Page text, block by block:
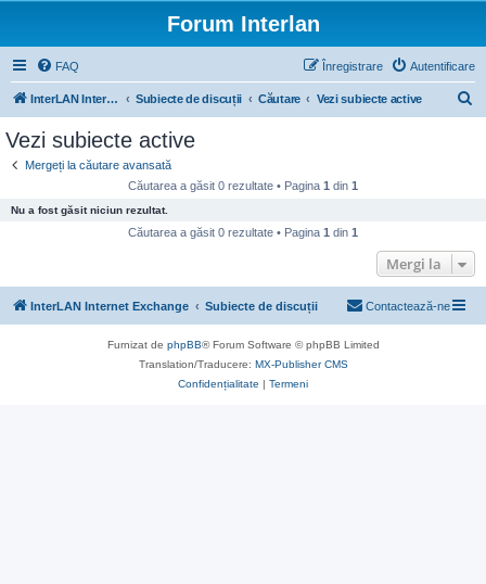
Forum Interlan
FAQ Autentificare
Înregistrare
InterLAN Internet Exchange Subiecte de discuții Căutare Vezi subiecte active
e
Vezi subiecte active
Mergeți la căutare avansată
Căutarea a găsit 0 rezultate • Pagina 1 din 1
Nu a fost găsit niciun rezultat.
Căutarea a găsit 0 rezultate • Pagina 1 din 1
Mergi la
InterLAN Internet Exchange Subiecte de discuții Contactează-ne
Furnizat de phpBB® Forum Software © phpBB Limited
Translation/Traducere: MX-Publisher CMS
Confidențialitate | Termeni